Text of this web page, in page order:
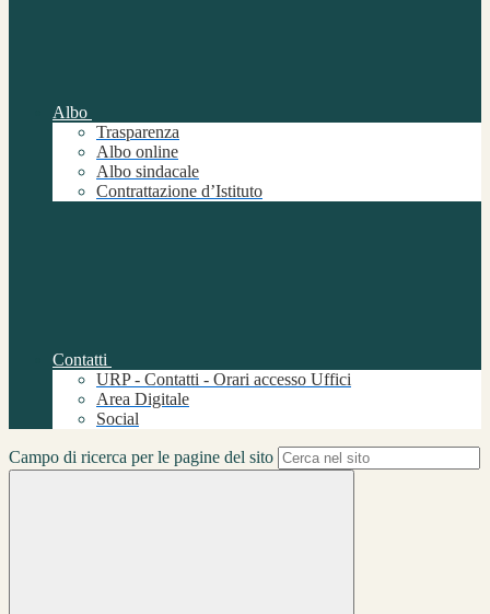
Albo
Trasparenza
Albo online
Albo sindacale
Contrattazione d’Istituto
Contatti
URP - Contatti - Orari accesso Uffici
Area Digitale
Social
Campo di ricerca per le pagine del sito